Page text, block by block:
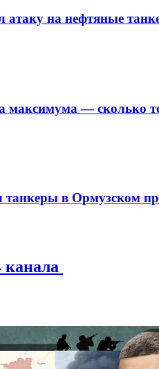
атаку на нефтяные
максимума — сколько
танкеры в Ормузском